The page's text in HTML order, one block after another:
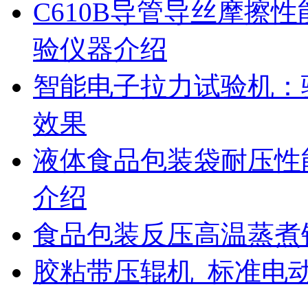
C610B导管导丝摩擦
验仪器介绍
智能电子拉力试验机
效果
液体食品包装袋耐压
介绍
食品包装反压高温蒸
胶粘带压辊机_标准电